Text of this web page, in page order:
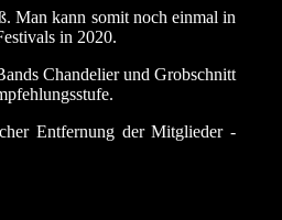
Man kann somit noch einmal in
in 2020.
Chandelier und Grobschnitt
Entfernung der Mitglieder -